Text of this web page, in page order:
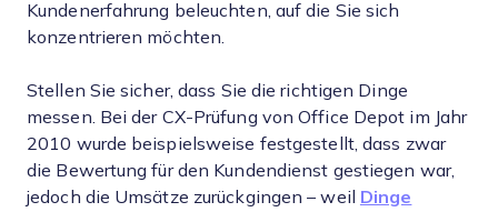
Kundenerfahrung beleuchten, auf die Sie sich
konzentrieren möchten.
Stellen Sie sicher, dass Sie die richtigen Dinge
messen. Bei der CX-Prüfung von Office Depot im Jahr
2010 wurde beispielsweise festgestellt, dass zwar
die Bewertung für den Kundendienst gestiegen war,
jedoch die Umsätze zurückgingen – weil Dinge